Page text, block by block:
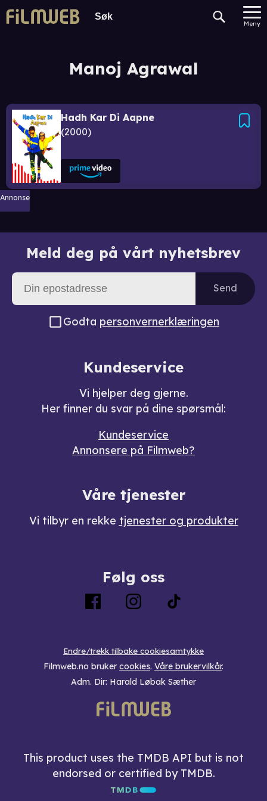
Meny
Manoj Agrawal
Hadh Kar Di Aapne
2000
Annonse
Meld deg på vårt nyhetsbrev
Send
Godta personvernerklæringen
Kundeservice
Vi hjelper deg gjerne.
Her finner du svar på dine spørsmål:
Kundeservice
Annonsere på Filmweb?
Våre tjenester
Vi tilbyr en rekke tjenester og produkter
Følg oss
Endre/trekk tilbake cookiesamtykke
Filmweb.no bruker cookies. Våre brukervilkår.
Adm. Dir: Harald Løbak Sæther
This product uses the TMDB API but is not
endorsed or certified by TMDB.